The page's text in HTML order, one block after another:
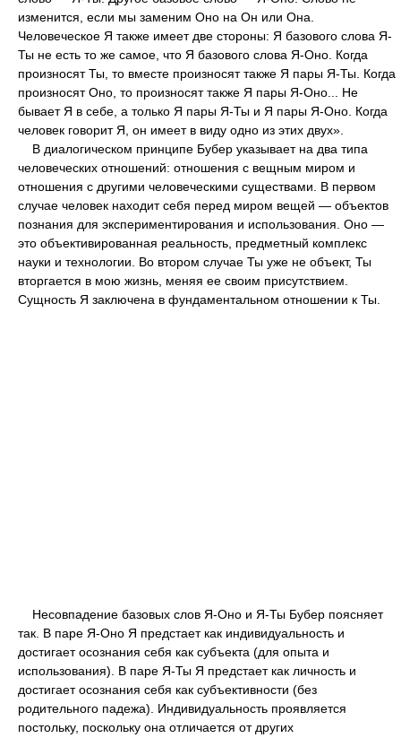
изменится, если мы заменим Оно на Он или Она.
Человеческое Я также имеет две стороны: Я базового слова Я-
Ты не есть то же самое, что Я базового слова Я-Оно. Когда
произносят Ты, то вместе произносят также Я пары Я-Ты. Когда
произносят Оно, то произносят также Я пары Я-Оно... Не
бывает Я в себе, а только Я пары Я-Ты и Я пары Я-Оно. Когда
человек говорит Я, он имеет в виду одно из этих двух».
В диалогическом принципе Бубер указывает на два типа
человеческих отношений: отношения с вещным миром и
отношения с другими человеческими существами. В первом
случае человек находит себя перед миром вещей — объектов
познания для экспериментирования и использования. Оно —
это объективированная реальность, предметный комплекс
науки и технологии. Во втором случае Ты уже не объект, Ты
вторгается в мою жизнь, меняя ее своим присутствием.
Сущность Я заключена в фундаментальном отношении к Ты.
Несовпадение базовых слов Я-Оно и Я-Ты Бубер поясняет
так. В паре Я-Оно Я предстает как индивидуальность и
достигает осознания себя как субъекта (для опыта и
использования). В паре Я-Ты Я предстает как личность и
достигает осознания себя как субъективности (без
родительного падежа). Индивидуальность проявляется
постольку, поскольку она отличается от других